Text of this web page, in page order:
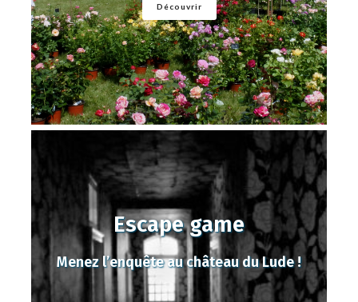
Découvrir
Escape game
Menez l’enquête au château du Lude !